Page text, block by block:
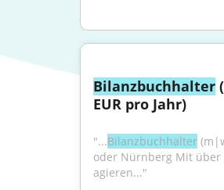
Bilanzbuchhalter
EUR pro Jahr)
"...Bilanzbuchhalter
oder Nürnberg Mit
agieren..."